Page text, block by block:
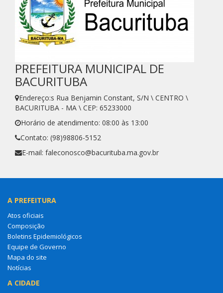
PREFEITURA MUNICIPAL DE
BACURITUBA
Endereço:s Rua Benjamin Constant, S/N \ CENTRO \
BACURITUBA - MA \ CEP: 65233000
Horário de atendimento: 08:00 às 13:00
Contato: (98)98806-5152
E-mail: faleconosco@bacurituba.ma.gov.br
A PREFEITURA
Atos oficiais
Composição
Boletins Epidemiológicos
Equipe de Governo
Mapa do site
Notícias
A CIDADE